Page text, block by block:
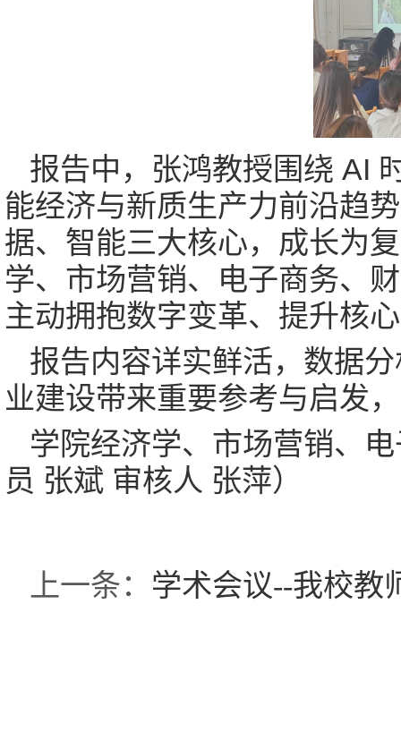
报告中，张鸿教授围绕 AI
能经济与新质生产力前沿趋
据、智能三大核心，成长为
学、市场营销、电子商务、
主动拥抱数字变革、提升核
报告内容详实鲜活，数据
业建设带来重要参考与启发
学院经济学、市场营销、
员 张斌 审核人 张萍）
上一条： 学术会议--我校教